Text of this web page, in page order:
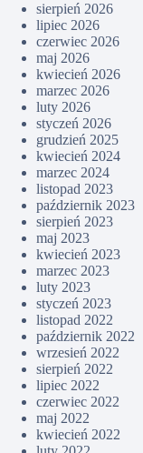
sierpień 2026
lipiec 2026
czerwiec 2026
maj 2026
kwiecień 2026
marzec 2026
luty 2026
styczeń 2026
grudzień 2025
kwiecień 2024
marzec 2024
listopad 2023
październik 2023
sierpień 2023
maj 2023
kwiecień 2023
marzec 2023
luty 2023
styczeń 2023
listopad 2022
październik 2022
wrzesień 2022
sierpień 2022
lipiec 2022
czerwiec 2022
maj 2022
kwiecień 2022